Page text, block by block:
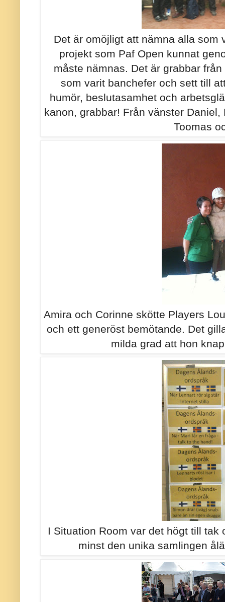
Det är omöjligt att nämna alla som
projekt som Paf Open kunnat
måste nämnas. Det är grabbar
som varit banchefer och sett till
humör, beslutasamhet och
kanon, grabbar! Från vänster
Toomas
Amira och Corinne skötte Players
och ett generöst bemötande. Det
milda grad att hon
I Situation Room var det högt till
minst den unika samlingen